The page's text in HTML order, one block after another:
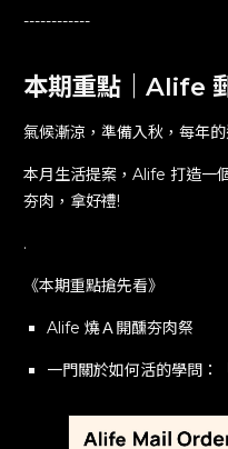
FAQs
常見問題
Join A Team
加入我們
Alife 關係企業
Be A Partner
------------
本期重點｜Alife
氣候漸涼，準備入秋，每年
本月生活提案，Alife 打造一
夯肉，拿好禮!
.
《本期重點搶先看》
Alife 燒Ａ開醺夯肉祭
一門關於如何活的學問：